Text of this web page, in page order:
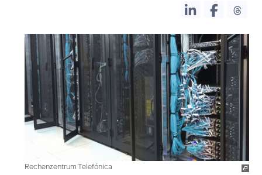
Rechenzentrum Telefónica